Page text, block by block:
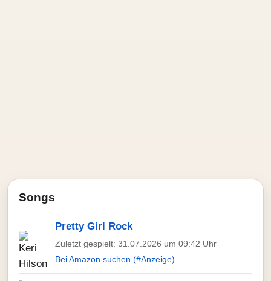
Songs
Pretty Girl Rock
Zuletzt gespielt: 31.07.2026 um 09:42 Uhr
Bei Amazon suchen (#Anzeige)